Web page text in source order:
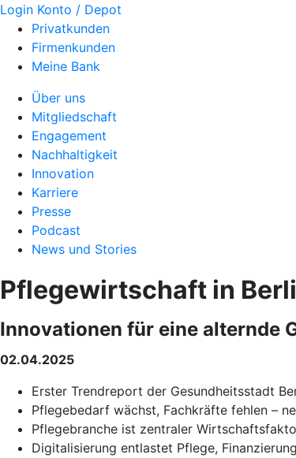
Login Konto / Depot
Privatkunden
Firmenkunden
Meine Bank
Über uns
Mitgliedschaft
Engagement
Nachhaltigkeit
Innovation
Karriere
Presse
Podcast
News und Stories
Pflegewirtschaft in
Innovationen für eine alternde
02.04.2025
Erster Trendreport der Gesundheitsstadt
Pflegebedarf wächst, Fachkräfte fehlen –
Pflegebranche ist zentraler
Digitalisierung entlastet Pflege,